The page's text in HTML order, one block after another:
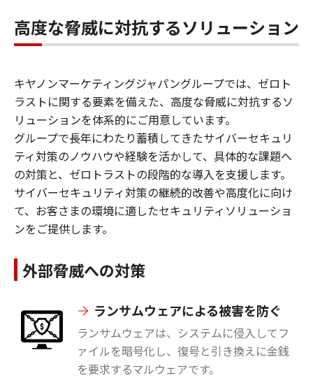
高度な脅威に対抗するソリューション
キヤノンマーケティングジャパングループでは、ゼロト
ラストに関する要素を備えた、高度な脅威に対抗するソ
リューションを体系的にご用意しています。
グループで長年にわたり蓄積してきたサイバーセキュリ
ティ対策のノウハウや経験を活かして、具体的な課題へ
の対策と、ゼロトラストの段階的な導入を支援します。
サイバーセキュリティ対策の継続的改善や高度化に向け
て、お客さまの環境に適したセキュリティソリューショ
ンをご提供します。
外部脅威への対策
ランサムウェアによる被害を防ぐ
ランサムウェアは、システムに侵入してフ
ァイルを暗号化し、復号と引き換えに金銭
を要求するマルウェアです。